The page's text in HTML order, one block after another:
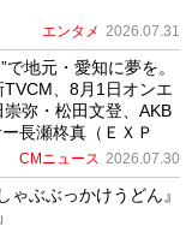
エンタメ 2026.07.31
地元・愛知に夢を。
、8月1日オンエ
弥・松田文登、AKB
長瀬柊真（ＥＸＰ
CMニュース 2026.07.30
ぶぶっかけうどん』